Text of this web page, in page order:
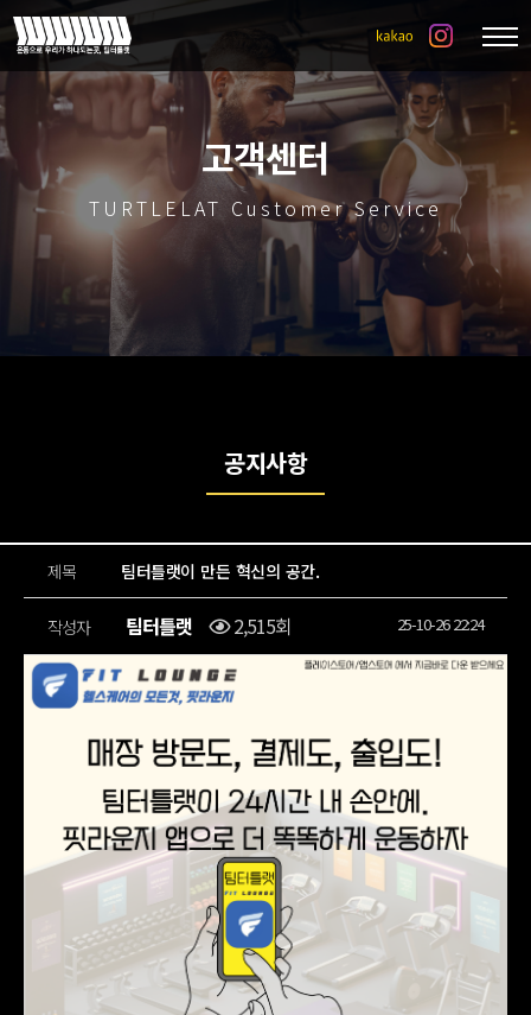
고객센터
TURTLELAT Customer Service
공지사항
제목 팀터틀랫이 만든 혁신의 공간.
작성자 팀터틀랫 2,515회 25-10-26 22:24